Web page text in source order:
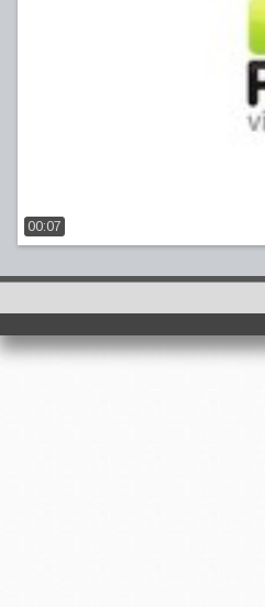
00:07